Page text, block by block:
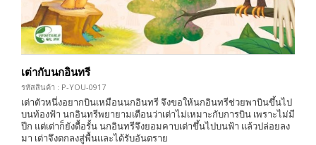
เต่ากับนกอินทรี
รหัสสินค้า : P-YOU-0917
เต่าตัวหนึ่งอยากบินเหมือนนกอินทรี จึงขอให้นกอินทรีช่วยพาบินขึ้นไป
บนท้องฟ้า นกอินทรีพยายามเตือนว่าเต่าไม่เหมาะกับการบิน เพราะไม่มี
ปีก แต่เต่าก็ยังดื้อรั้น นกอินทรีจึงยอมคาบเต่าขึ้นไปบนฟ้า แล้วปล่อยลง
มา เต่าจึงตกลงสู่พื้นและได้รับอันตราย